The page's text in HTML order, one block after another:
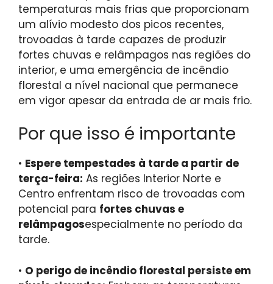
temperaturas mais frias que proporcionam
um alívio modesto dos picos recentes,
trovoadas à tarde capazes de produzir
fortes chuvas e relâmpagos nas regiões do
interior, e uma emergência de incêndio
florestal a nível nacional que permanece
em vigor apesar da entrada de ar mais frio.
Por que isso é importante
• Espere tempestades à tarde a partir de
terça-feira: As regiões Interior Norte e
Centro enfrentam risco de trovoadas com
potencial para fortes chuvas e
relâmpagosespecialmente no período da
tarde.
• O perigo de incêndio florestal persiste em